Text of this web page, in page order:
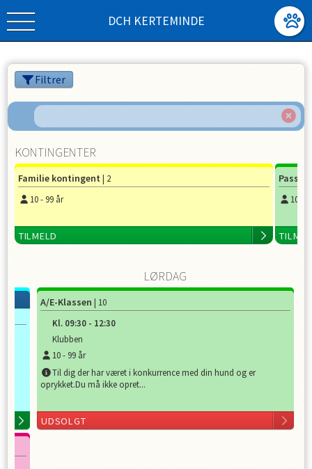
DCH KERTEMINDE
Filtrer
KONTINGENTER
Familie kontingent | 2
10- 99år
TILMELD
10
LØRDAG
A/E-Klassen | 10
Kl. 09:30 - 12:30
Klubben
10- 99år
Til dig der har været i konkurrence med din hund og er
oprykket.Du må ikke opret...
UDSOLGT